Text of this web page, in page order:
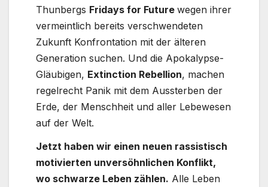
Thunbergs Fridays for Future wegen ihrer
vermeintlich bereits verschwendeten
Zukunft Konfrontation mit der älteren
Generation suchen. Und die Apokalypse-
Gläubigen, Extinction Rebellion, machen
regelrecht Panik mit dem Aussterben der
Erde, der Menschheit und aller Lebewesen
auf der Welt.
Jetzt haben wir einen neuen rassistisch
motivierten unversöhnlichen Konflikt,
wo schwarze Leben zählen. Alle Leben